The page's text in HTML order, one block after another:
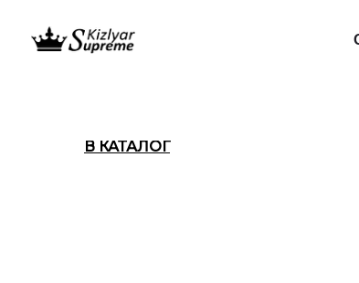
О НАС
В КАТАЛОГ